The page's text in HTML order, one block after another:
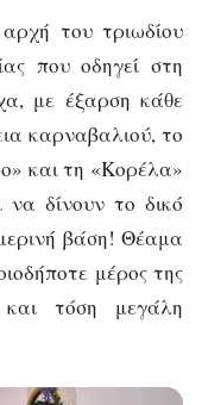
του τριωδίου
που οδηγεί στη
με έξαρση κάθε
καρναβαλιού, το
και τη «Κορέλα»
δίνουν το δικό
βάση! Θέαμα
μέρος της
τόση μεγάλη